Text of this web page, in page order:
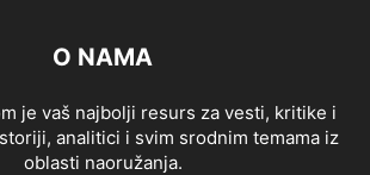
O NAMA
je vaš najbolji resurs za vesti, kritike i
analitici i svim srodnim temama iz
oblasti naoružanja.